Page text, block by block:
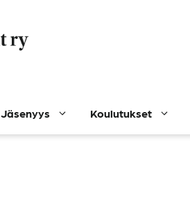
Jäsenyys Koulutukset